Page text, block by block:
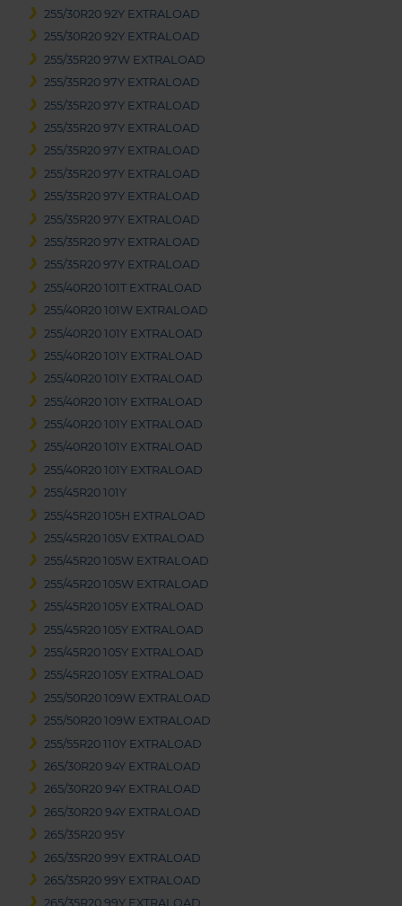
255/30R20 92Y EXTRALOAD
255/30R20 92Y EXTRALOAD
255/35R20 97W EXTRALOAD
255/35R20 97Y EXTRALOAD
255/35R20 97Y EXTRALOAD
255/35R20 97Y EXTRALOAD
255/35R20 97Y EXTRALOAD
255/35R20 97Y EXTRALOAD
255/35R20 97Y EXTRALOAD
255/35R20 97Y EXTRALOAD
255/35R20 97Y EXTRALOAD
255/35R20 97Y EXTRALOAD
255/40R20 101T EXTRALOAD
255/40R20 101W EXTRALOAD
255/40R20 101Y EXTRALOAD
255/40R20 101Y EXTRALOAD
255/40R20 101Y EXTRALOAD
255/40R20 101Y EXTRALOAD
255/40R20 101Y EXTRALOAD
255/40R20 101Y EXTRALOAD
255/40R20 101Y EXTRALOAD
255/45R20 101Y
255/45R20 105H EXTRALOAD
255/45R20 105V EXTRALOAD
255/45R20 105W EXTRALOAD
255/45R20 105W EXTRALOAD
255/45R20 105Y EXTRALOAD
255/45R20 105Y EXTRALOAD
255/45R20 105Y EXTRALOAD
255/45R20 105Y EXTRALOAD
255/50R20 109W EXTRALOAD
255/50R20 109W EXTRALOAD
255/55R20 110Y EXTRALOAD
265/30R20 94Y EXTRALOAD
265/30R20 94Y EXTRALOAD
265/30R20 94Y EXTRALOAD
265/35R20 95Y
265/35R20 99Y EXTRALOAD
265/35R20 99Y EXTRALOAD
265/35R20 99Y EXTRALOAD